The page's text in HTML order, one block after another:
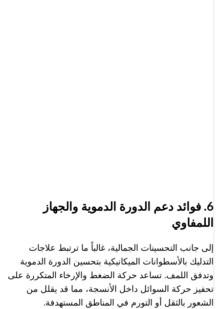
6. فوائد دعم الدورة الدموية والجهاز
اللمفاوي
إلى جانب التحسينات الجمالية، غالباً ما ترتبط علاجات
التدليك بالأسطوانات الميكانيكية بتحسين الدورة الدموية
وتدفق اللمف. تساعد حركة الضغط والإرخاء المتكررة على
تحفيز حركة السوائل داخل الأنسجة، مما قد يقلل من
الشعور بالثقل أو التورم في المناطق المستهدفة.